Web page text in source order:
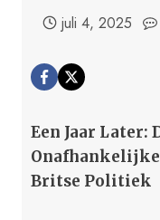
juli 4, 2025
Een Jaar Later:
Britse Politiek